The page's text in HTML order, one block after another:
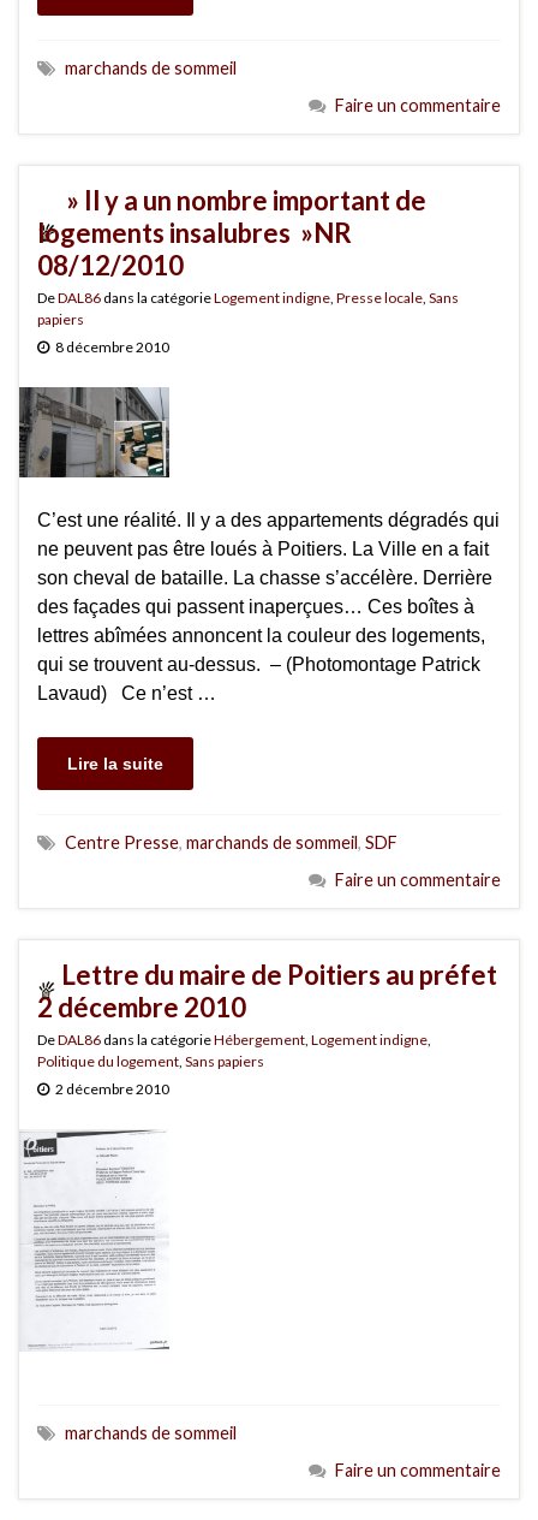
marchands de sommeil
Faire un commentaire
» Il y a un nombre important de
logements insalubres »NR
08/12/2010
DeDAL86 dans la catégorieLogement indigne Presse locale Sans
papiers
8 décembre 2010
C’est une réalité. Il y a des appartements dégradés qui
ne peuvent pas être loués à Poitiers. La Ville en a fait
son cheval de bataille. La chasse s’accélère. Derrière
des façades qui passent inaperçues… Ces boîtes à
lettres abîmées annoncent la couleur des logements,
qui se trouvent au-dessus. – (Photomontage Patrick
Lavaud) Ce n’est …
Lire la suite
Centre Presse, marchands de sommeil, SDF
Faire un commentaire
Lettre du maire de Poitiers au préfet
2 décembre 2010
DeDAL86 dans la catégorieHébergement Logement indigne
Politique du logement Sans papiers
2 décembre 2010
marchands de sommeil
Faire un commentaire